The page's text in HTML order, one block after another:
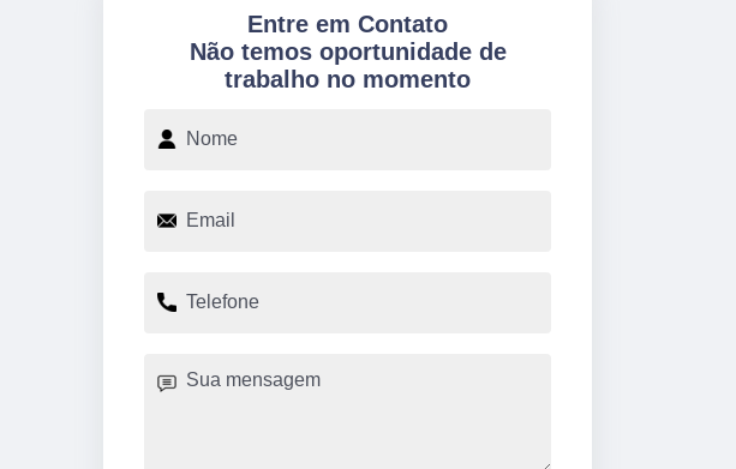
Entre em Contato
Não temos oportunidade de
trabalho no momento